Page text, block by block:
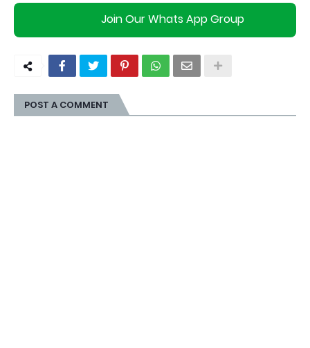
Join Our Whats App Group
POST A COMMENT